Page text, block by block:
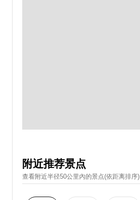
附近推荐景点
查看附近半径50公里內的景点(依距离排序)